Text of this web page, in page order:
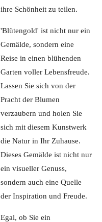
ihre Schönheit zu teilen.
'Blütengold' ist nicht nur ein
Gemälde, sondern eine
Reise in einen blühenden
Garten voller Lebensfreude.
Lassen Sie sich von der
Pracht der Blumen
verzaubern und holen Sie
sich mit diesem Kunstwerk
die Natur in Ihr Zuhause.
Dieses Gemälde ist nicht nur
ein visueller Genuss,
sondern auch eine Quelle
der Inspiration und Freude.
Egal, ob Sie ein